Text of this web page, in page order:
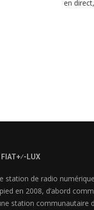
en
FIAT+⁄-LUX
station de radio numérique
en 2008, d’abord
station communautaire